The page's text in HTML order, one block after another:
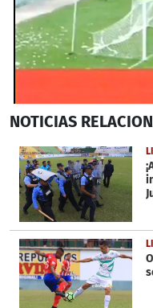
seconds
33
seconds
NOTICIAS